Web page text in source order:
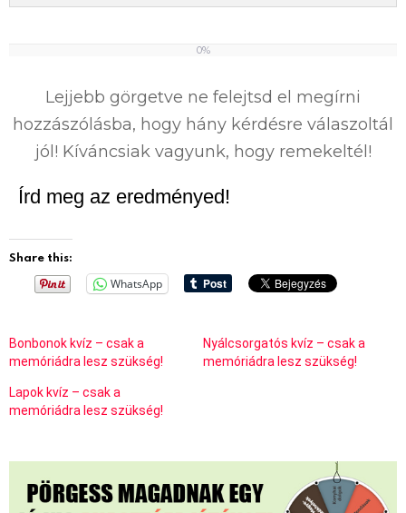
0%
Lejjebb görgetve ne felejtsd el megírni
hozzászólásba, hogy hány kérdésre válaszoltál
jól! Kíváncsiak vagyunk, hogy remekeltél!
Írd meg az eredményed!
Share this:
WhatsApp
Bonbonok kvíz – csak a
memóriádra lesz szükség!
Nyálcsorgatós kvíz – csak a
memóriádra lesz szükség!
Lapok kvíz – csak a
memóriádra lesz szükség!